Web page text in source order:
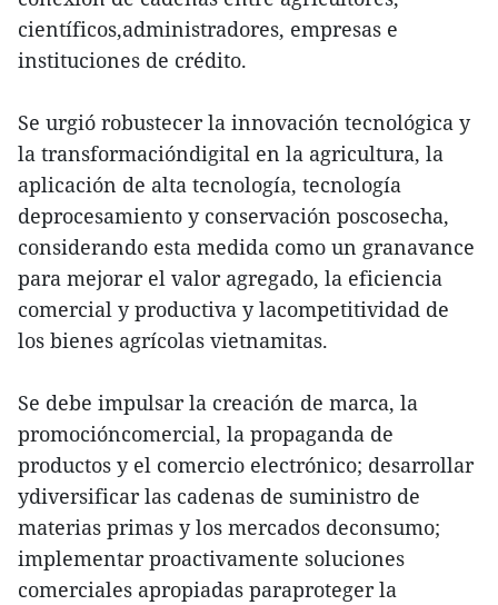
científicos,administradores, empresas e
instituciones de crédito.
Se urgió robustecer la innovación tecnológica y
la transformacióndigital en la agricultura, la
aplicación de alta tecnología, tecnología
deprocesamiento y conservación poscosecha,
considerando esta medida como un granavance
para mejorar el valor agregado, la eficiencia
comercial y productiva y lacompetitividad de
los bienes agrícolas vietnamitas.
Se debe impulsar la creación de marca, la
promocióncomercial, la propaganda de
productos y el comercio electrónico; desarrollar
ydiversificar las cadenas de suministro de
materias primas y los mercados deconsumo;
implementar proactivamente soluciones
comerciales apropiadas paraproteger la